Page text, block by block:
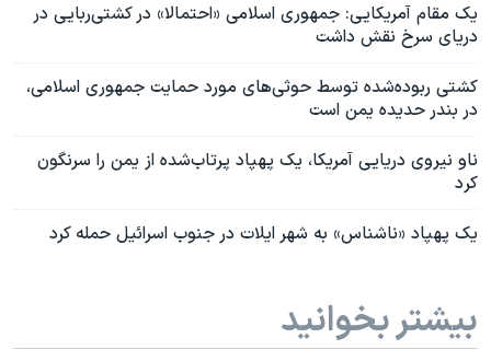
یک مقام آمریکایی: جمهوری اسلامی «احتمالا» در کشتی‌ربایی در
دریای سرخ نقش داشت
کشتی ربوده‌شده توسط حوثی‌های مورد حمایت جمهوری اسلامی،
در بندر حدیده یمن است
ناو نیروی دریایی آمریکا، یک پهپاد پرتاب‌شده از یمن را سرنگون
کرد
یک پهپاد «ناشناس» به شهر ایلات در جنوب اسرائیل حمله کرد
بیشتر بخوانید